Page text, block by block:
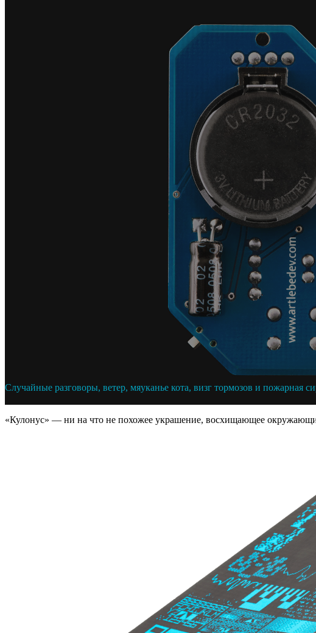
Случайные разговоры, ветер, мяуканье кота, визг тормозов и пожарная
«Кулонус» — ни на что не похожее украшение, восхищающее